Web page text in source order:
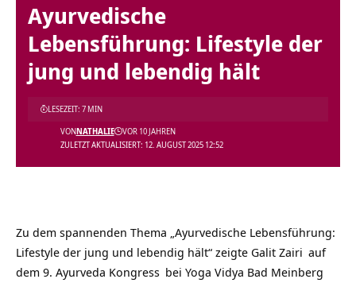
Ayurvedische
Lebensführung: Lifestyle der
jung und lebendig hält
ZULETZT AKTUALISIERT: 12. AUGUST 2025 12:52
VONNATHALIE VOR 10 JAHREN
LESEZEIT: 7 MIN
Zu dem spannenden Thema „Ayurvedische Lebensführung:
Lifestyle der jung und lebendig hält“ zeigte Galit Zairi auf
dem 9. Ayurveda Kongress bei Yoga Vidya Bad Meinberg